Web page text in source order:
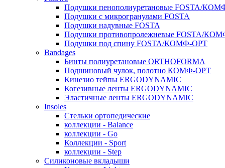
Подушки пенополиуретановые FOSTA/
Подушки с микрогранулами FOSTA
Подушки надувные FOSTA
Подушки противопролежневые FOSTA/
Подушки под спину FOSTA/КОМФ-ОРТ
Bandages
Бинты полиуретановые ORTHOFORMA
Подшиновый чулок, полотно КОМФ-ОРТ
Кинезио тейпы ERGODYNAMIC
Когезивные ленты ERGODYNAMIC
Эластичные ленты ERGODYNAMIC
Insoles
Стельки ортопедические
коллекции - Balance
коллекции - Go
Коллекции - Sport
коллекции - Step
Силиконовые вкладыши